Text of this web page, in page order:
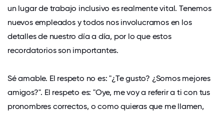
un lugar de trabajo inclusivo es realmente vital. Tenemos
nuevos empleados y todos nos involucramos en los
detalles de nuestro día a día, por lo que estos
recordatorios son importantes.
Sé amable. El respeto no es: "¿Te gusto? ¿Somos mejores
amigos?". El respeto es: "Oye, me voy a referir a ti con tus
pronombres correctos, o como quieras que me llamen,